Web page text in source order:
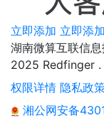
立即添加 立即添加
湖南微算互联信
2025 Redfinger
权限详情 隐私政
湘公网安备